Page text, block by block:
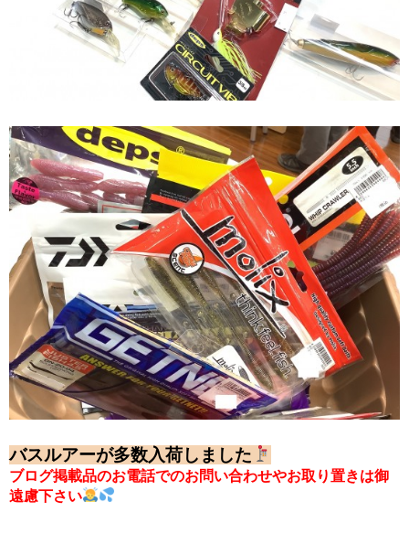
バスルアーが多数入荷しました
ブログ掲載品のお電話でのお問い合わせやお取り置きは御
遠慮下さい